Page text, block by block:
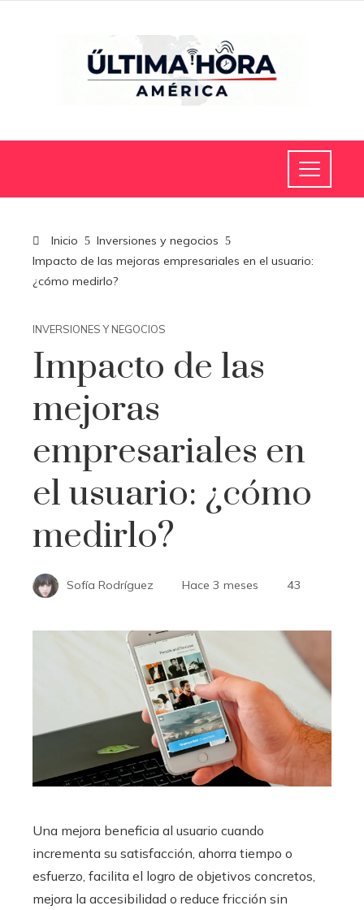
Inicio
Inversiones y negocios
Impacto de las mejoras empresariales en el usuario:
¿cómo medirlo?
INVERSIONES Y NEGOCIOS
Impacto de las
mejoras
empresariales en
el usuario: ¿cómo
medirlo?
Sofía Rodríguez Hace 3 meses 43
Una mejora beneficia al usuario cuando
incrementa su satisfacción, ahorra tiempo o
esfuerzo, facilita el logro de objetivos concretos,
mejora la accesibilidad o reduce fricción sin